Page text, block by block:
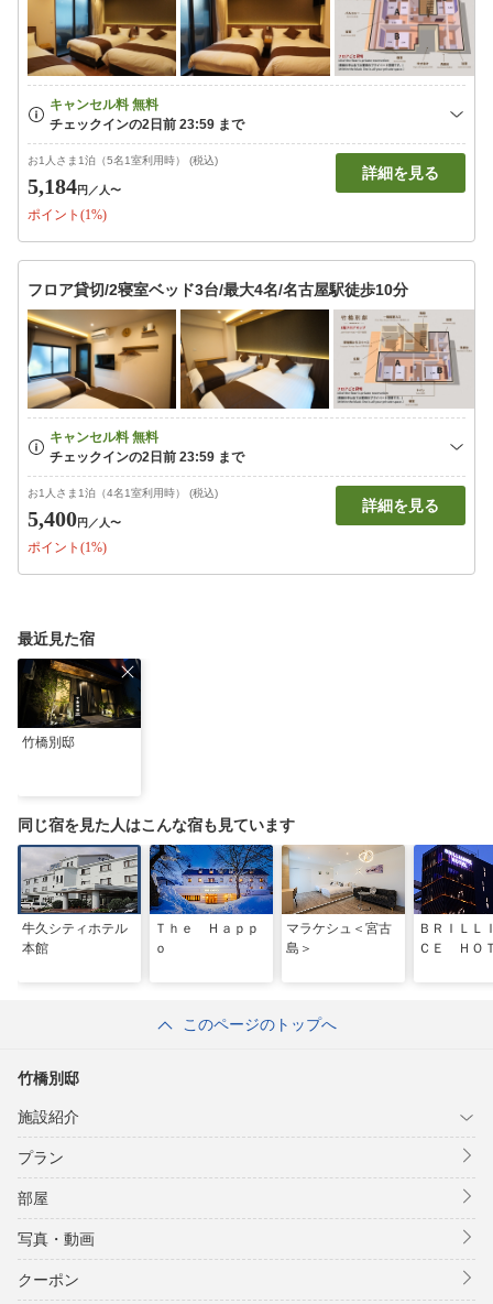
お1人さま1泊（5名1室利用時） (税込)
5,184円 ／人〜
ポイント(1%)
詳細を見る
フロア貸切/2寝室ベッド3台/最大4名/名古屋駅徒歩10分
お1人さま1泊（4名1室利用時） (税込)
5,400円 ／人〜
ポイント(1%)
詳細を見る
最近見た宿
竹橋別邸
同じ宿を見た人はこんな宿も見ています
牛久シティホテル
本館
Ｔｈｅ Ｈａｐｐ
ｏ
マラケシュ＜宮古
島＞
ＢＲＩＬＬ
ＣＥ ＨＯ
このページのトップへ
竹橋別邸
施設紹介
プラン
部屋
写真・動画
クーポン